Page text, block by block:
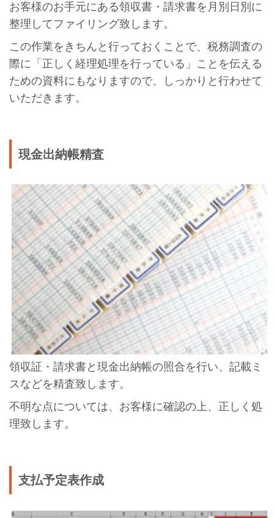
お客様のお手元にある領収書・請求書を月別日別に
整理してファイリング致します。
この作業をきちんと行っておくことで、税務調査の
際に「正しく経理処理を行っている」ことを伝える
ための資料にもなりますので、しっかりと行わせて
いただきます。
現金出納帳精査
領収証・請求書と現金出納帳の照合を行い、記載ミ
スなどを精査致します。
不明な点については、お客様に確認の上、正しく処
理致します。
支払予定表作成